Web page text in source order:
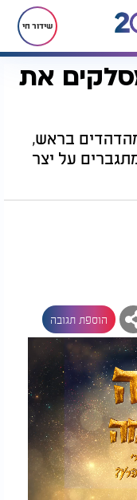
שידור חי
את
בראש,
על יצר
הוספת תגובה